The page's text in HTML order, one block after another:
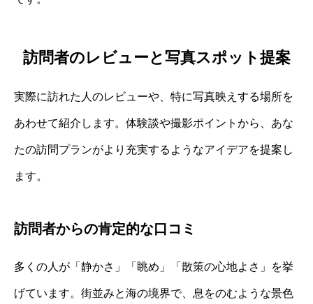
訪問者のレビューと写真スポット提案
実際に訪れた人のレビューや、特に写真映えする場所を
あわせて紹介します。体験談や撮影ポイントから、あな
たの訪問プランがより充実するようなアイデアを提案し
ます。
訪問者からの肯定的な口コミ
多くの人が「静かさ」「眺め」「散策の心地よさ」を挙
げています。街並みと海の境界で、息をのむような景色